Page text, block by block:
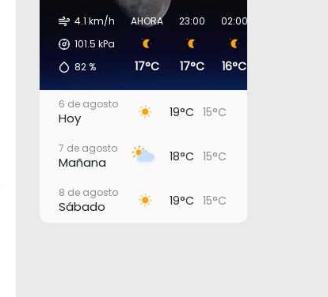
4.1 km/h
101.5 kPa
82%
AHORA
17°C
23:00
17°C
02:00
16°C
6 de agosto
Hoy 19°C 15°C
7 de agosto
Mañana 18°C 15°C
8 de agosto
Sábado 19°C 15°C